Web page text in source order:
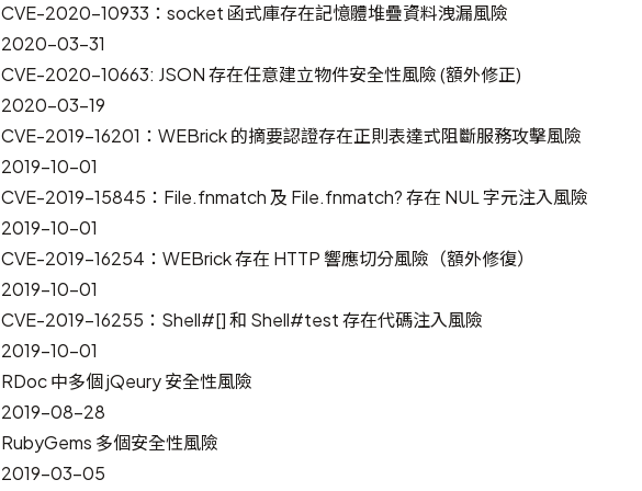
CVE-2020-10933：socket 函式庫存在記憶體堆疊資料洩漏風險
2020-03-31
CVE-2020-10663: JSON 存在任意建立物件安全性風險 (額外修正)
2020-03-19
CVE-2019-16201：WEBrick 的摘要認證存在正則表達式阻斷服務攻擊風險
2019-10-01
CVE-2019-15845：File.fnmatch 及 File.fnmatch? 存在 NUL 字元注入風險
2019-10-01
CVE-2019-16254：WEBrick 存在 HTTP 響應切分風險（額外修復）
2019-10-01
CVE-2019-16255：Shell#[] 和 Shell#test 存在代碼注入風險
2019-10-01
RDoc 中多個 jQeury 安全性風險
2019-08-28
RubyGems 多個安全性風險
2019-03-05